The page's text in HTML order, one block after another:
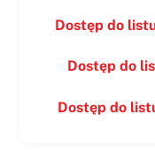
Dostęp do
Dostęp do
Dostęp do